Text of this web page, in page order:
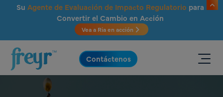
Saltar al contenido principal
Su Agente de Evaluación de Impacto Regulatorio para
Convertir el Cambio en Acción
Vea a Ria en acción
.
Contáctenos